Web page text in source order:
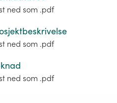
ned som .pdf
ned som .pdf
ned som .pdf